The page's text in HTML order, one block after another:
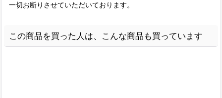
一切お断りさせていただいております。
この商品を買った人は、こんな商品も買っています